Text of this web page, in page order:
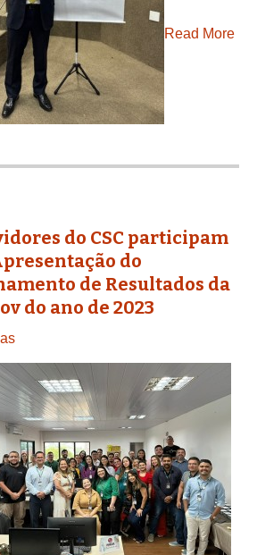
Read More
do CSC participam
do
de Resultados da
do ano de 2023